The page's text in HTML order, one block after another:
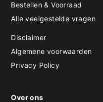
Bestellen & Voorraad
Alle veelgestelde vragen
Disclaimer
Algemene voorwaarden
Privacy Policy
Over ons